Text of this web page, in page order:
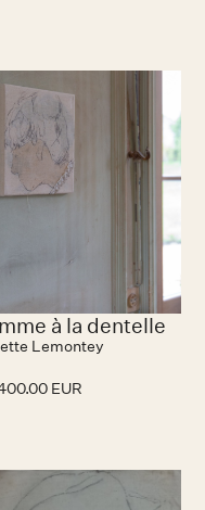
à la dentelle
Lemontey
EUR